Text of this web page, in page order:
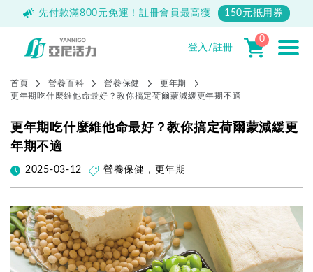
先付款滿800元免運！註冊會員最高獲 150元抵用券
登入/註冊
0
首頁 營養百科 營養保健
更年期
更年期吃什麼維他命最好？教你搞定荷爾蒙減緩更年期不適
更年期吃什麼維他命最好？教你搞定荷爾蒙減緩更
年期不適
2025-03-12 營養保健 ， 更年期